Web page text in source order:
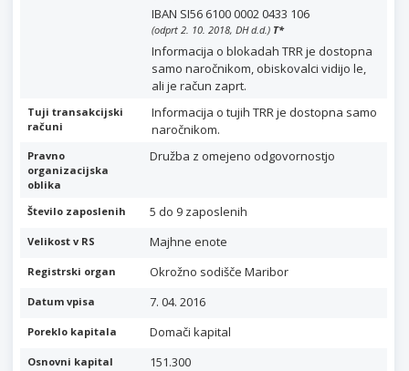
IBAN SI56 6100 0002 0433 106
(odprt 2. 10. 2018, DH d.d.) T*
Informacija o blokadah TRR je dostopna
samo naročnikom, obiskovalci vidijo le,
ali je račun zaprt.
Tuji transakcijski
računi
Informacija o tujih TRR je dostopna samo
naročnikom.
Pravno
organizacijska
oblika
Družba z omejeno odgovornostjo
Število zaposlenih 5 do 9 zaposlenih
Velikost v RS Majhne enote
Registrski organ Okrožno sodišče Maribor
Datum vpisa 7. 04. 2016
Poreklo kapitala Domači kapital
Osnovni kapital 151.300